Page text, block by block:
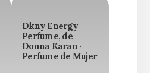
Dkny Energy
Perfume, de
Donna Karan ·
Perfume de Mujer